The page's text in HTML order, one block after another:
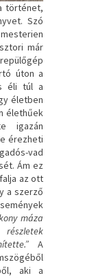
történet,
Szó
már
úton a
éli túl a
életben
élethűek
igazán
érezheti
vad
Ám ez
az ott
a szerző
máza
A
aki a